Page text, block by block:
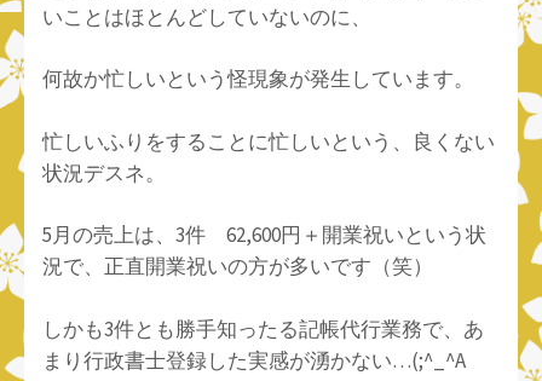
いことはほとんどしていないのに、
何故か忙しいという怪現象が発生しています。
忙しいふりをすることに忙しいという、良くない
状況デスネ。
5月の売上は、3件 62,600円＋開業祝いという状
況で、正直開業祝いの方が多いです（笑）
しかも3件とも勝手知ったる記帳代行業務で、あ
まり行政書士登録した実感が湧かない…(;^_^A